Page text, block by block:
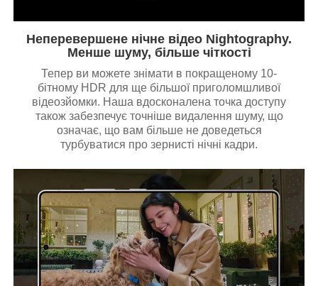
Неперевершене нічне відео Nightography.
Менше шуму, більше чіткості
Тепер ви можете знімати в покращеному 10-
бітному HDR для ще більшої приголомшливої
відеозйомки. Наша вдосконалена точка доступу
також забезпечує точніше видалення шуму, що
означає, що вам більше не доведеться
турбуватися про зернисті нічні кадри.